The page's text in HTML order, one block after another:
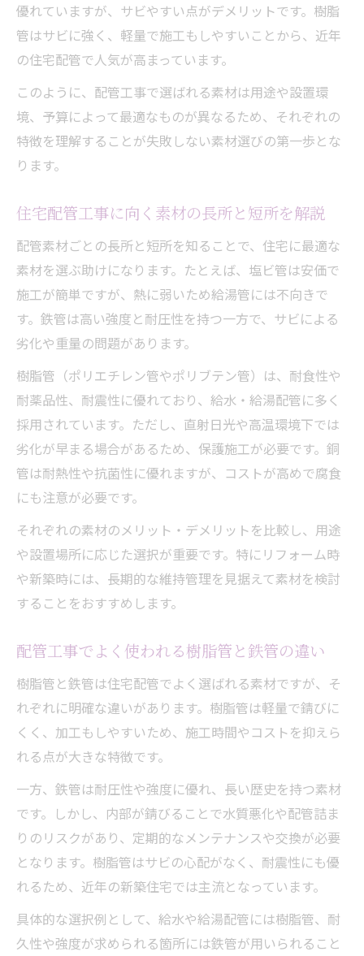
優れていますが、サビやすい点がデメリットです。樹脂
管はサビに強く、軽量で施工もしやすいことから、近年
の住宅配管で人気が高まっています。
このように、配管工事で選ばれる素材は用途や設置環
境、予算によって最適なものが異なるため、それぞれの
特徴を理解することが失敗しない素材選びの第一歩とな
ります。
住宅配管工事に向く素材の長所と短所を解説
配管素材ごとの長所と短所を知ることで、住宅に最適な
素材を選ぶ助けになります。たとえば、塩ビ管は安価で
施工が簡単ですが、熱に弱いため給湯管には不向きで
す。鉄管は高い強度と耐圧性を持つ一方で、サビによる
劣化や重量の問題があります。
樹脂管（ポリエチレン管やポリブテン管）は、耐食性や
耐薬品性、耐震性に優れており、給水・給湯配管に多く
採用されています。ただし、直射日光や高温環境下では
劣化が早まる場合があるため、保護施工が必要です。銅
管は耐熱性や抗菌性に優れますが、コストが高めで腐食
にも注意が必要です。
それぞれの素材のメリット・デメリットを比較し、用途
や設置場所に応じた選択が重要です。特にリフォーム時
や新築時には、長期的な維持管理を見据えて素材を検討
することをおすすめします。
配管工事でよく使われる樹脂管と鉄管の違い
樹脂管と鉄管は住宅配管でよく選ばれる素材ですが、そ
れぞれに明確な違いがあります。樹脂管は軽量で錆びに
くく、加工もしやすいため、施工時間やコストを抑えら
れる点が大きな特徴です。
一方、鉄管は耐圧性や強度に優れ、長い歴史を持つ素材
です。しかし、内部が錆びることで水質悪化や配管詰ま
りのリスクがあり、定期的なメンテナンスや交換が必要
となります。樹脂管はサビの心配がなく、耐震性にも優
れるため、近年の新築住宅では主流となっています。
具体的な選択例として、給水や給湯配管には樹脂管、耐
久性や強度が求められる箇所には鉄管が用いられること